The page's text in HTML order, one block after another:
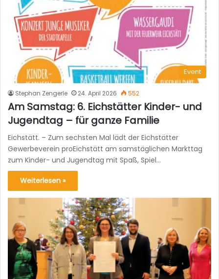
Event
Stephan Zengerle 24. April 2026 552
Am Samstag: 6. Eichstätter Kinder- und
Jugendtag – für ganze Familie
Eichstätt. – Zum sechsten Mal lädt der Eichstätter
Gewerbeverein proEichstätt am samstäglichen Markttag
zum Kinder- und Jugendtag mit Spaß, Spiel…
Weiterlesen »